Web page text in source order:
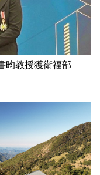
昀教授獲衛福部